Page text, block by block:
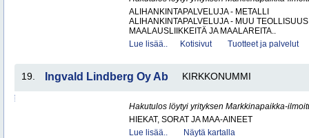
ALIHANKINTAPALVELUJA - METALLI
ALIHANKINTAPALVELUJA - MUU TEOLLISUUS
MAALAUSLIIKKEITÄ JA MAALAREITA..
Lue lisää..
Kotisivut Tuotteet ja palvelut
19. Ingvald Lindberg Oy Ab KIRKKONUMMI
Hakutulos löytyi yrityksen Markkinapaikka-
HIEKAT, SORAT JA MAA-AINEET
Lue lisää..
Näytä kartalla